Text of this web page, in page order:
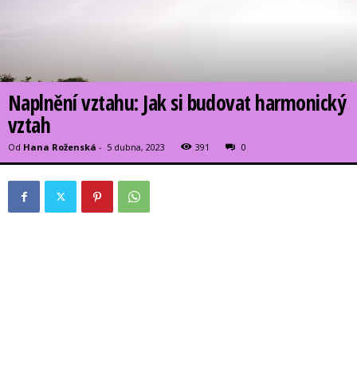
Naplnění vztahu: Jak si budovat harmonický
vztah
Od Hana Roženská - 5 dubna, 2023 391 0